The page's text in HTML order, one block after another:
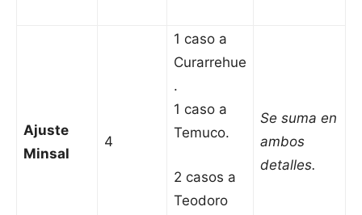
Ajuste
Minsal
4
1 caso a
Curarrehue
.
1 caso a
Temuco.
2 casos a
Teodoro
Se suma en
ambos
detalles.